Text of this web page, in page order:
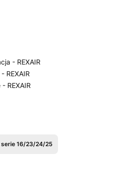
- REXAIR
REXAIR
REXAIR
serie 16/23/24/25